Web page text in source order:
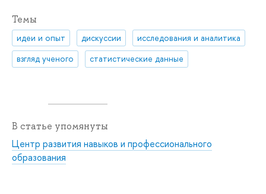
Темы
идеи и опыт дискуссии
исследования и аналитика
взгляд ученого
статистические данные
В статье упомянуты
Центр развития навыков и профессионального
образования